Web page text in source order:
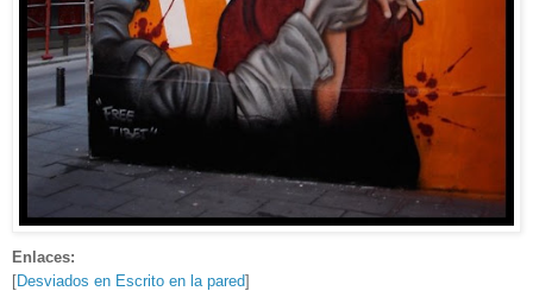
Enlaces:
[Desviados en Escrito en la pared]